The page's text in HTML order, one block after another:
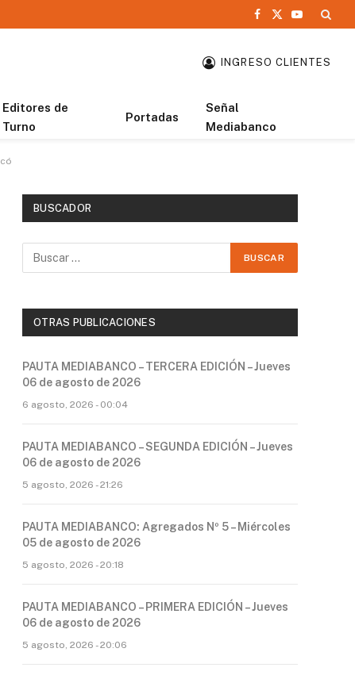
Facebook
X
YouTube
INGRESO CLIENTES
Editores de
Turno
Portadas
Señal
Mediabanco
BUSCADOR
OTRAS PUBLICACIONES
PAUTA MEDIABANCO – TERCERA EDICIÓN – Jueves
06 de agosto de 2026
6 agosto, 2026 - 00:04
PAUTA MEDIABANCO – SEGUNDA EDICIÓN – Jueves
06 de agosto de 2026
5 agosto, 2026 - 21:26
PAUTA MEDIABANCO: Agregados Nº 5 – Miércoles
05 de agosto de 2026
5 agosto, 2026 - 20:18
PAUTA MEDIABANCO – PRIMERA EDICIÓN – Jueves
06 de agosto de 2026
5 agosto, 2026 - 20:06